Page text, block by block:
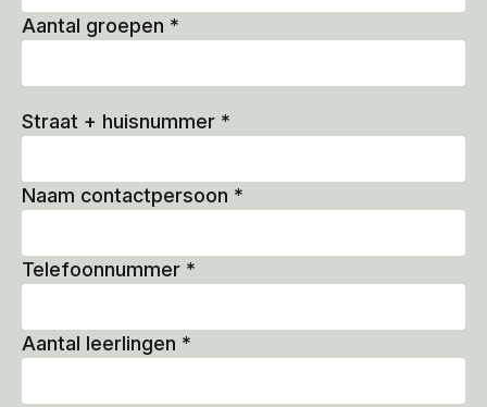
Aantal groepen *
Straat + huisnummer *
Naam contactpersoon *
Telefoonnummer *
Aantal leerlingen *